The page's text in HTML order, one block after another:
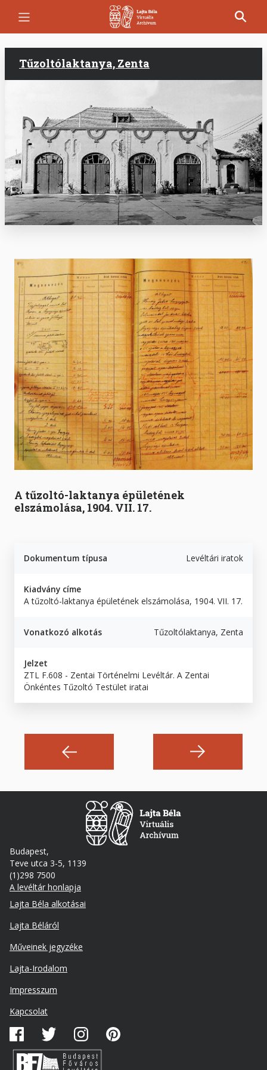
Tűzoltólaktanya, Zenta
A tűzoltó-laktanya épületének
elszámolása, 1904. VII. 17.
Dokumentum típusa Levéltári iratok
Kiadvány címe
A tűzoltó-laktanya épületének elszámolása, 1904. VII. 17.
Vonatkozó alkotás Tűzoltólaktanya, Zenta
Jelzet
ZTL F.608 - Zentai Történelmi Levéltár. A Zentai
Önkéntes Tűzoltó Testület iratai
Budapest,
Teve utca 3-5, 1139
(1)298 7500
A levéltár honlapja
Footer
Lajta Béla alkotásai
Lajta Béláról
Műveinek jegyzéke
Lajta-Irodalom
Lábléc
másodlagos
Impresszum
Kapcsolat
Közösségi
média